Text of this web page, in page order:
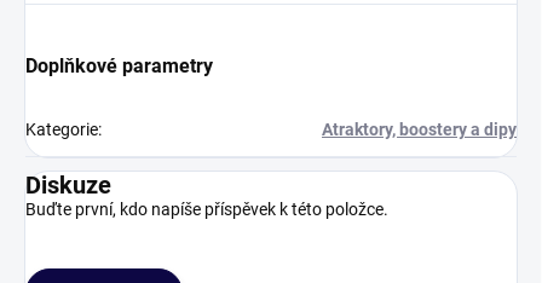
Doplňkové parametry
Kategorie: Atraktory, boostery a dipy
Diskuze
Buďte první, kdo napíše příspěvek k této položce.